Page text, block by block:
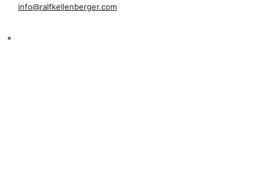
info@ralfkellenberger.com